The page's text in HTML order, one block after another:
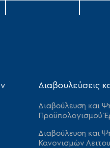
Διαβουλεύσεις
Διαβούλευση και
Προϋπολογισμού
Διαβούλευση και
Κανονισμών